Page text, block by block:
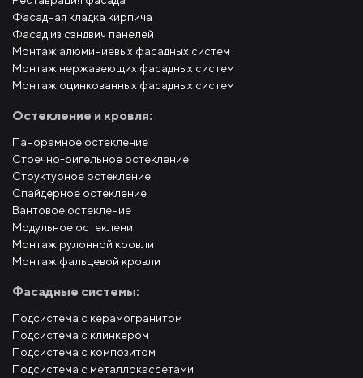
Фасадная кладка кирпича
Фасад из сэндвич панелей
Монтаж алюминиевых фасадных систем
Монтаж нержавеющих фасадных систем
Монтаж оцинкованных фасадных систем
Остекление и кровля:
Панорамное остекление
Стоечно-ригельное остекление
Структурное остекление
Спайдерное остекление
Вантовое остекление
Модульное остеклени
Монтаж рулонной кровли
Монтаж фальцевой кровли
Фасадные системы:
Подсистема с керамогранитом
Подсистема с клинкером
Подсистема с композитом
Подсистема с металлокассетами